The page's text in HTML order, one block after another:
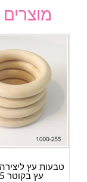
עץ בקוטר 5 ס"מ